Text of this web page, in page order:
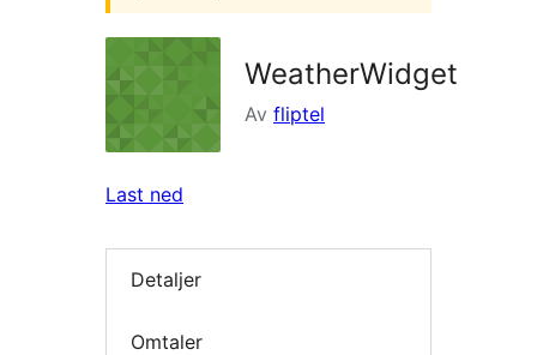
WeatherWidget
Av fliptel
Last ned
Detaljer
Omtaler